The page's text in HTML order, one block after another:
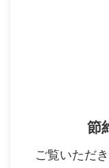
節
ご覧いただ